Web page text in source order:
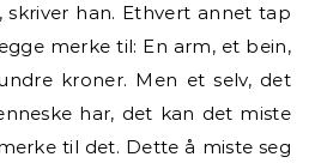
skriver han. Ethvert annet tap
merke til: En arm, et bein,
kroner. Men et selv, det
har, det kan det miste
til det. Dette å miste seg